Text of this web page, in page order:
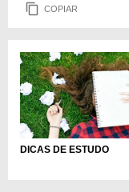
COPIAR
DICAS DE ESTUDO